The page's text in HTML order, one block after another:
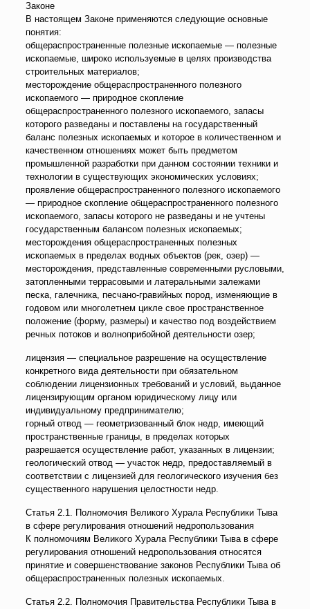
Законе
В настоящем Законе применяются следующие основные
понятия:
общераспространенные полезные ископаемые — полезные
ископаемые, широко используемые в целях производства
строительных материалов;
месторождение общераспространенного полезного
ископаемого — природное скопление
общераспространенного полезного ископаемого, запасы
которого разведаны и поставлены на государственный
баланс полезных ископаемых и которое в количественном и
качественном отношениях может быть предметом
промышленной разработки при данном состоянии техники и
технологии в существующих экономических условиях;
проявление общераспространенного полезного ископаемого
— природное скопление общераспространенного полезного
ископаемого, запасы которого не разведаны и не учтены
государственным балансом полезных ископаемых;
месторождения общераспространенных полезных
ископаемых в пределах водных объектов (рек, озер) —
месторождения, представленные современными русловыми,
затопленными террасовыми и латеральными залежами
песка, галечника, песчано-гравийных пород, изменяющие в
годовом или многолетнем цикле свое пространственное
положение (форму, размеры) и качество под воздействием
речных потоков и волноприбойной деятельности озер;
лицензия — специальное разрешение на осуществление
конкретного вида деятельности при обязательном
соблюдении лицензионных требований и условий, выданное
лицензирующим органом юридическому лицу или
индивидуальному предпринимателю;
горный отвод — геометризованный блок недр, имеющий
пространственные границы, в пределах которых
разрешается осуществление работ, указанных в лицензии;
геологический отвод — участок недр, предоставляемый в
соответствии с лицензией для геологического изучения без
существенного нарушения целостности недр.
Статья 2.1. Полномочия Великого Хурала Республики Тыва
в сфере регулирования отношений недропользования
К полномочиям Великого Хурала Республики Тыва в сфере
регулирования отношений недропользования относятся
принятие и совершенствование законов Республики Тыва об
общераспространенных полезных ископаемых.
Статья 2.2. Полномочия Правительства Республики Тыва в